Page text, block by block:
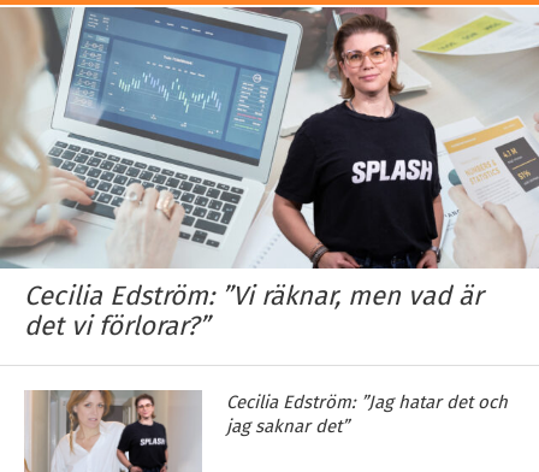
Cecilia Edström: ”Vi räknar, men vad är
det vi förlorar?”
Cecilia Edström: ”Jag hatar det och
jag saknar det”